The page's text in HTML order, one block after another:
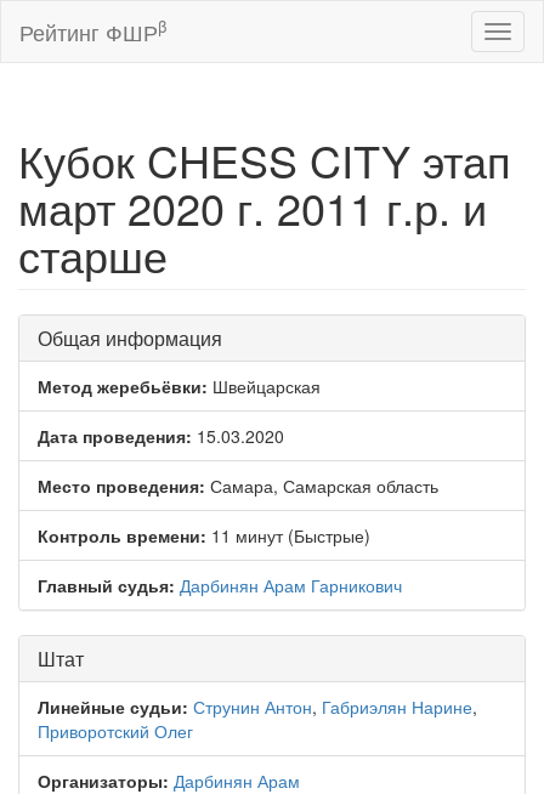
Рейтинг ФШРβ
Кубок CHESS CITY этап
март 2020 г. 2011 г.р. и
старше
Общая информация
Метод жеребьёвки: Швейцарская
Дата проведения: 15.03.2020
Место проведения: Самара, Самарская область
Контроль времени: 11 минут (Быстрые)
Главный судья: Дарбинян Арам Гарникович
Штат
Линейные судьи: Струнин Антон, Габриэлян Нарине,
Приворотский Олег
Организаторы: Дарбинян Арам